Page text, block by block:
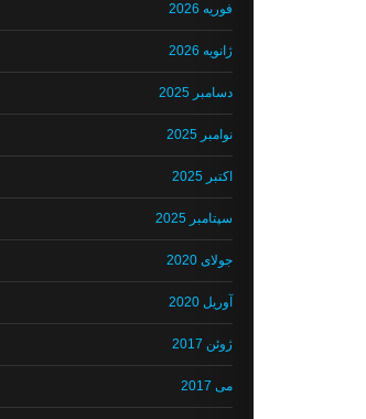
فوریه 2026
ژانویه 2026
دسامبر 2025
نوامبر 2025
اکتبر 2025
سپتامبر 2025
جولای 2020
آوریل 2020
ژوئن 2017
می 2017